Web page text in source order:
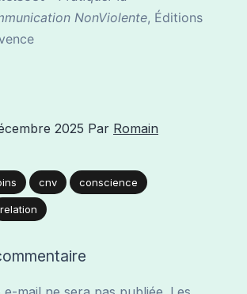
NonViolente, Éditions
2025 Par Romain
cnv conscience
relation